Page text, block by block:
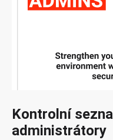
Kontrolní
administrátory